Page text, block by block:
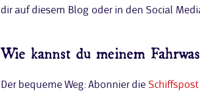
dir auf diesem Blog oder in den Social
Wie kannst du meinem
Der bequeme Weg: Abonnier die Schiffspost